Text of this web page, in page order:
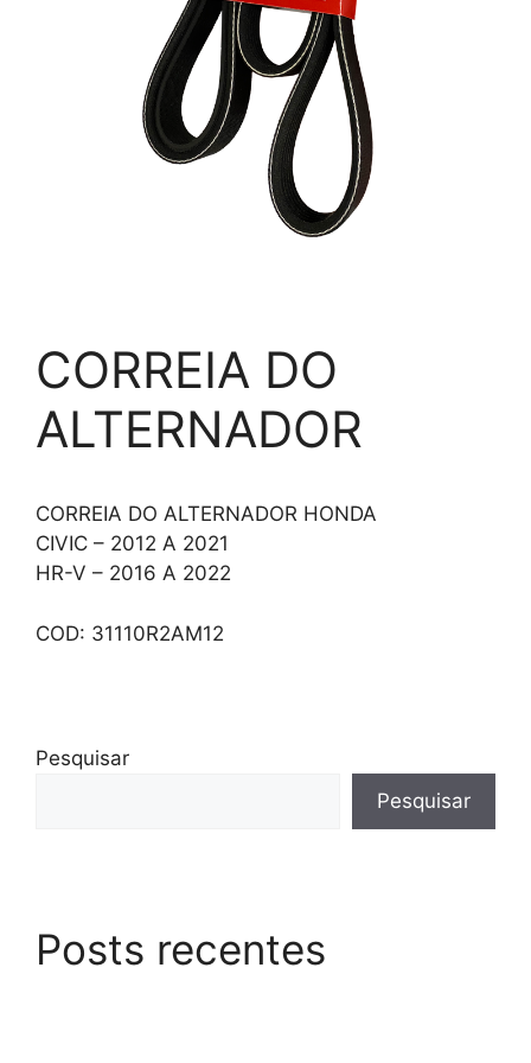
CORREIA DO
ALTERNADOR
CORREIA DO ALTERNADOR HONDA
CIVIC – 2012 A 2021
HR-V – 2016 A 2022
COD: 31110R2AM12
Pesquisar
Pesquisar
Posts recentes